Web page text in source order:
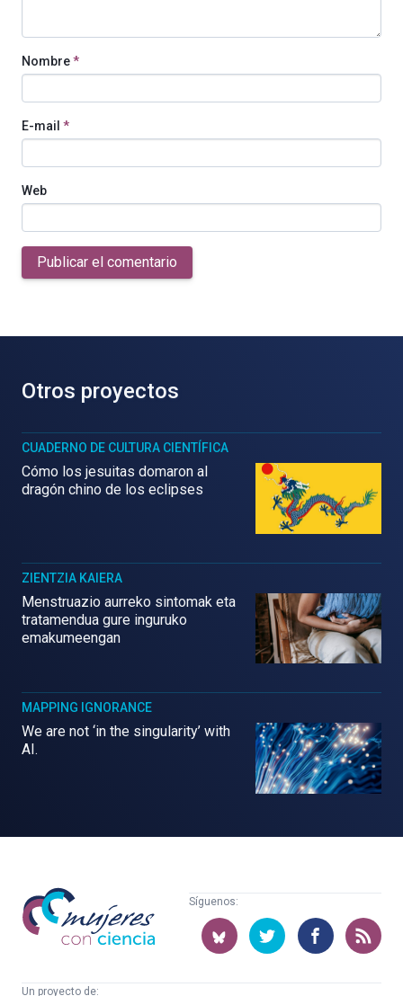
Nombre*
E-mail *
Web
Publicar el comentario
Otros proyectos
CUADERNO DE CULTURA CIENTÍFICA
Cómo los jesuitas domaron al
dragón chino de los eclipses
ZIENTZIA KAIERA
Menstruazio aurreko sintomak eta
tratamendua gure inguruko
emakumeengan
MAPPING IGNORANCE
We are not ‘in the singularity’ with
AI.
Mujeres
con
ciencia
Síguenos:
Un proyecto de: